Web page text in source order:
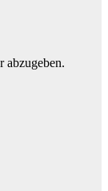
abzugeben.